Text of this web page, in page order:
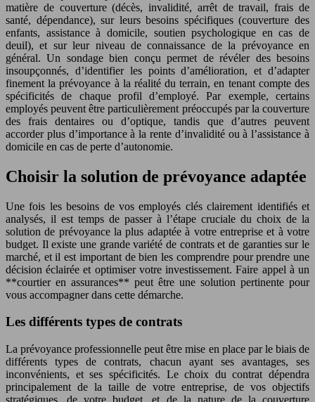
matière de couverture (décès, invalidité, arrêt de travail, frais de
santé, dépendance), sur leurs besoins spécifiques (couverture des
enfants, assistance à domicile, soutien psychologique en cas de
deuil), et sur leur niveau de connaissance de la prévoyance en
général. Un sondage bien conçu permet de révéler des besoins
insoupçonnés, d’identifier les points d’amélioration, et d’adapter
finement la prévoyance à la réalité du terrain, en tenant compte des
spécificités de chaque profil d’employé. Par exemple, certains
employés peuvent être particulièrement préoccupés par la couverture
des frais dentaires ou d’optique, tandis que d’autres peuvent
accorder plus d’importance à la rente d’invalidité ou à l’assistance à
domicile en cas de perte d’autonomie.
Choisir la solution de prévoyance adaptée
Une fois les besoins de vos employés clés clairement identifiés et
analysés, il est temps de passer à l’étape cruciale du choix de la
solution de prévoyance la plus adaptée à votre entreprise et à votre
budget. Il existe une grande variété de contrats et de garanties sur le
marché, et il est important de bien les comprendre pour prendre une
décision éclairée et optimiser votre investissement. Faire appel à un
**courtier en assurances** peut être une solution pertinente pour
vous accompagner dans cette démarche.
Les différents types de contrats
La prévoyance professionnelle peut être mise en place par le biais de
différents types de contrats, chacun ayant ses avantages, ses
inconvénients, et ses spécificités. Le choix du contrat dépendra
principalement de la taille de votre entreprise, de vos objectifs
stratégiques, de votre budget, et de la nature de la couverture